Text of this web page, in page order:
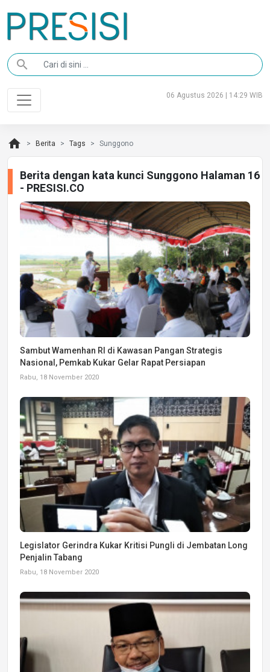
search
06 Agustus 2026 | 14:29 WIB
home Berita Tags Sunggono
Berita dengan kata kunci Sunggono Halaman 16
- PRESISI.CO
Sambut Wamenhan RI di Kawasan Pangan Strategis
Nasional, Pemkab Kukar Gelar Rapat Persiapan
Rabu, 18 November 2020
Legislator Gerindra Kukar Kritisi Pungli di Jembatan Long
Penjalin Tabang
Rabu, 18 November 2020